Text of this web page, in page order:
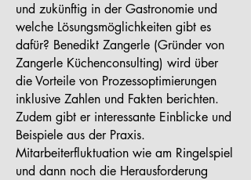
und zukünftig in der Gastronomie und
welche Lösungsmöglichkeiten gibt es
dafür? Benedikt Zangerle (Gründer von
Zangerle Küchenconsulting) wird über
die Vorteile von Prozessoptimierungen
inklusive Zahlen und Fakten berichten.
Zudem gibt er interessante Einblicke und
Beispiele aus der Praxis.
Mitarbeiterfluktuation wie am Ringelspiel
und dann noch die Herausforderung